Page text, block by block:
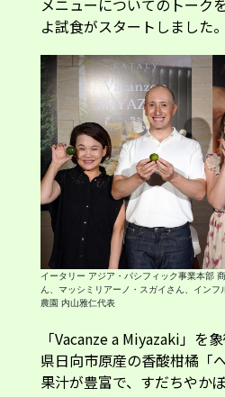
イータリー アジア・パシフィック事業本部
ん、マッシミリアーノ・スガイさん、インフ
農園 内山雅仁代表
「Vacanze a Miyazaki」を
果汁が豊富で、すだちやか
がまろやかなことが特徴で
は、バーガーに添えられた